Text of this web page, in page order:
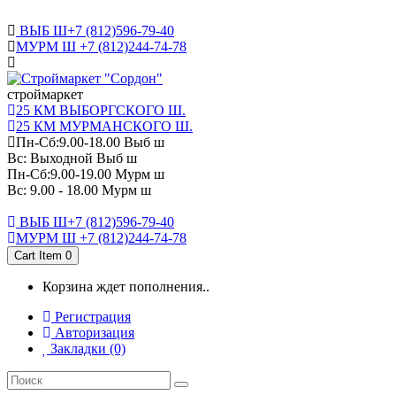
ВЫБ Ш+7 (812)596-79-40
МУРМ Ш +7 (812)244-74-78
cтроймаркет
25 КМ ВЫБОРГСКОГО Ш.
25 КМ МУРМАНСКОГО Ш.
Пн-Сб:9.00-18.00 Выб ш
Вс: Выходной Выб ш
Пн-Сб:9.00-19.00 Мурм ш
Вс: 9.00 - 18.00 Мурм ш
ВЫБ Ш+7 (812)596-79-40
МУРМ Ш +7 (812)244-74-78
Cart Item 0
Корзина ждет пополнения..
Регистрация
Авторизация
Закладки (0)